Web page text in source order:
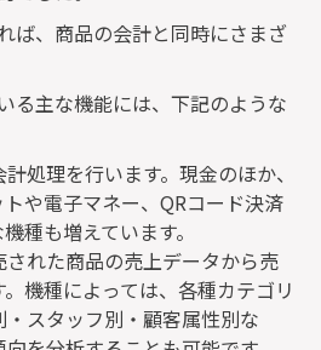
ば、商品の会計と同時にさまざ
る主な機能には、下記のような
処理を行います。現金のほか、
や電子マネー、 QRコード決済
種も増えています。
れた商品の売上データから売
機種によっては、各種カテゴリ
・スタッフ別・顧客属性別な